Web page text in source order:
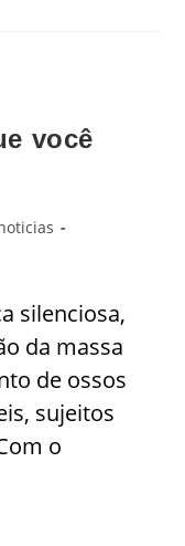
você
silenciosa,
da massa
de ossos
sujeitos
o